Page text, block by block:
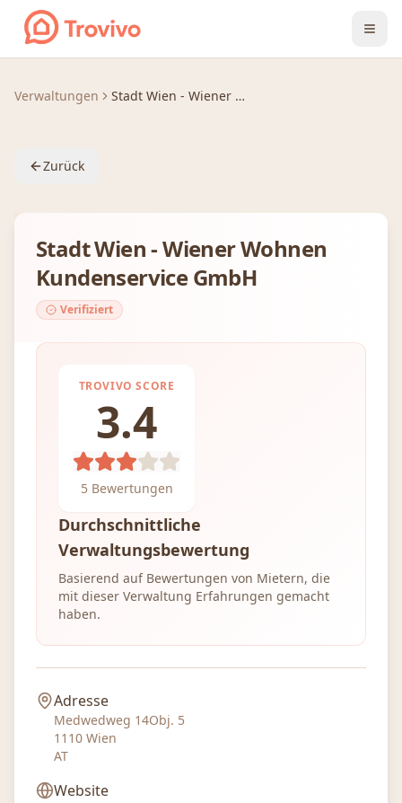
Zum Inhalt springen
Verwaltungen Stadt Wien - Wiener Wohnen Kundenservice GmbH
Zurück
Stadt Wien - Wiener Wohnen
Kundenservice GmbH
Verifiziert
TROVIVO SCORE
3.4
5 Bewertungen
Durchschnittliche
Verwaltungsbewertung
Basierend auf Bewertungen von Mietern, die
mit dieser Verwaltung Erfahrungen gemacht
haben.
Adresse
Medwedweg 14Obj. 5
1110 Wien
AT
Website